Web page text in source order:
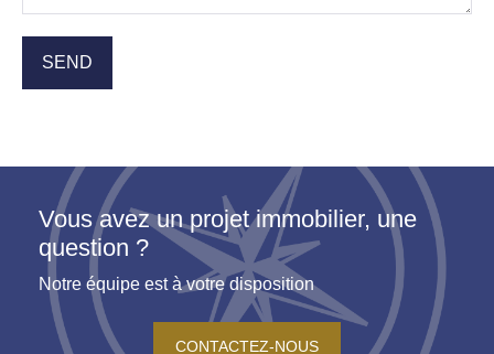
Vous avez un projet immobilier, une
question ?
Notre équipe est à votre disposition
CONTACTEZ-NOUS